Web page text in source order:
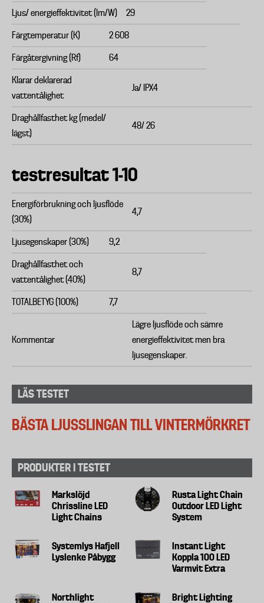
Ljus/ energieffektivitet (lm/W) 29
Färgtemperatur (K) 2 608
Färgåtergivning (Rf) 64
Klarar deklarerad
vattentålighet
Ja/ IPX4
Draghållfasthet kg (medel/
lägst)
48/ 26
testresultat 1-10
Energiförbrukning och ljusflöde
(30%)
4,7
Ljusegenskaper (30%) 9,2
Draghållfasthet och
vattentålighet (40%)
8,7
TOTALBETYG (100%) 7,7
Kommentar
Lägre ljusflöde och sämre
energieffektivitet men bra
ljusegenskaper.
LÄS TESTET
BÄSTA LJUSSLINGAN TILL VINTERMÖRKRET
PRODUKTER I TESTET
Markslöjd
Chrissline LED
Light Chains
Rusta Light Chain
Outdoor LED Light
System
Systemlys Hafjell
Lyslenke Påbygg
Instant Light
Koppla 100 LED
Varmvit Extra
Northlight
Bright Lighting